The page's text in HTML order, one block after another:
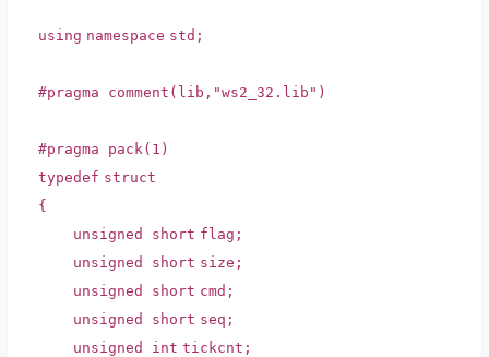
using namespace std;
#pragma comment(lib,"ws2_32.lib")
#pragma pack(1)
typedef struct
{
unsigned short flag;
unsigned short size;
unsigned short cmd;
unsigned short seq;
unsigned int tickcnt;